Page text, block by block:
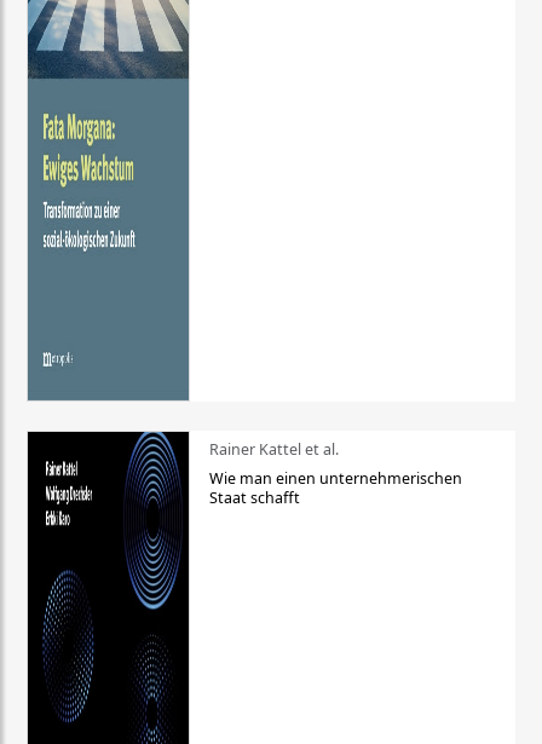
Rainer Kattel et al.
Wie man einen unternehmerischen
Staat schafft